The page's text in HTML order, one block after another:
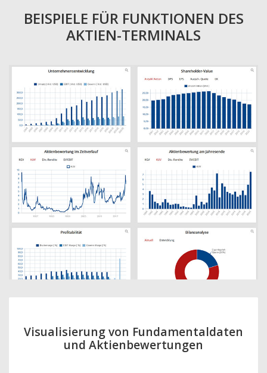
BEISPIELE FÜR FUNKTIONEN DES
AKTIEN-TERMINALS
Visualisierung von Fundamentaldaten
und Aktienbewertungen